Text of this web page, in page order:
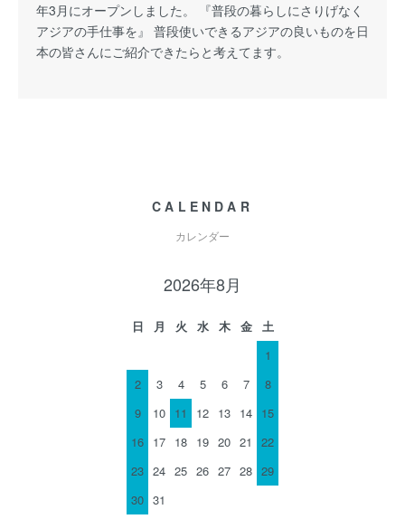
年3月にオープンしました。 『普段の暮らしにさりげなく
アジアの手仕事を』 普段使いできるアジアの良いものを日
本の皆さんにご紹介できたらと考えてます。
CALENDAR
カレンダー
2026年8月
日 月 火 水 木 金
土
1
2
3 4 5 6 7
8
9
10 11 12 13 14 15
16 17 18 19 20 21
22
23 24 25 26 27 28 29
30 31